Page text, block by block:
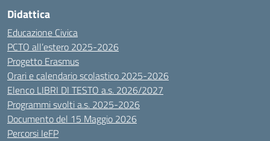
Didattica
Educazione Civica
PCTO all’estero 2025-2026
Progetto Erasmus
Orari e calendario scolastico 2025-2026
Elenco LIBRI DI TESTO a.s. 2026/2027
Programmi svolti a.s. 2025-2026
Documento del 15 Maggio 2026
Percorsi IeFP